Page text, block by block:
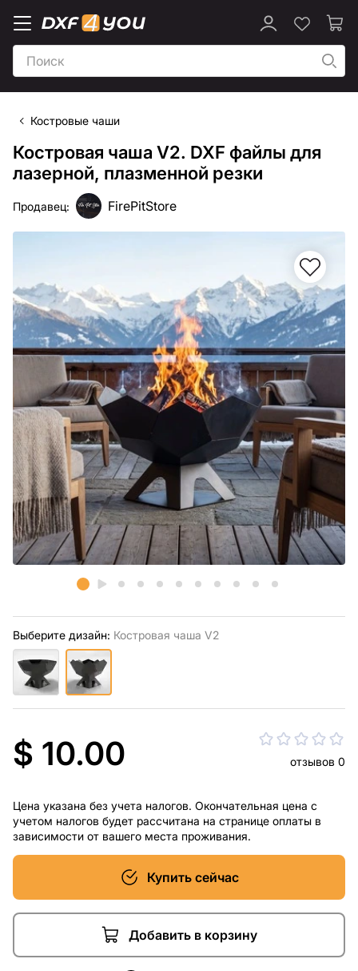
Костровые чаши
Костровая чаша V2. DXF файлы для
лазерной, плазменной резки
Продавец: FirePitStore
Выберите дизайн: Костровая чаша V2
$ 10.00 отзывов 0
Цена указана без учета налогов. Окончательная цена с
учетом налогов будет рассчитана на странице оплаты в
зависимости от вашего места проживания.
Купить сейчас
Добавить в корзину